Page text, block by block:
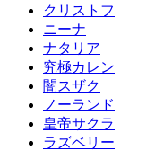
クリストフ
ニーナ
ナタリア
究極カレン
闇スザク
ノーランド
皇帝サクラ
ラズベリー